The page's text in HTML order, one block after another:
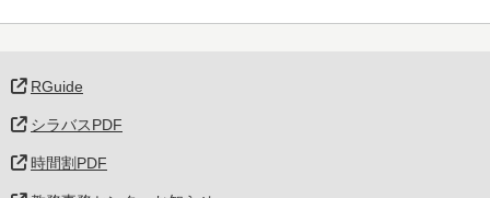
RGuide
シラバスPDF
時間割PDF